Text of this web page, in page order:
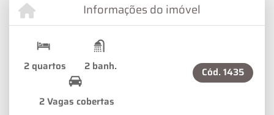
Informações do imóvel
2 quartos 2 banh.
2 Vagas cobertas
Cód.1435